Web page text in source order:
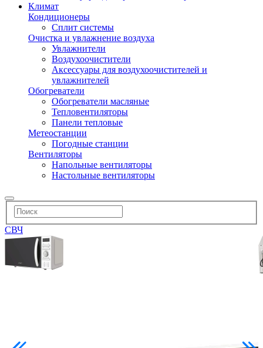
Климат
Кондиционеры
Сплит системы
Очистка и увлажнение воздуха
Увлажнители
Воздухоочистители
Аксессуары для воздухоочистителей и
увлажнителей
Обогреватели
Обогреватели масляные
Тепловентиляторы
Панели тепловые
Метеостанции
Погодные станции
Вентиляторы
Напольные вентиляторы
Настольные вентиляторы
СВЧ